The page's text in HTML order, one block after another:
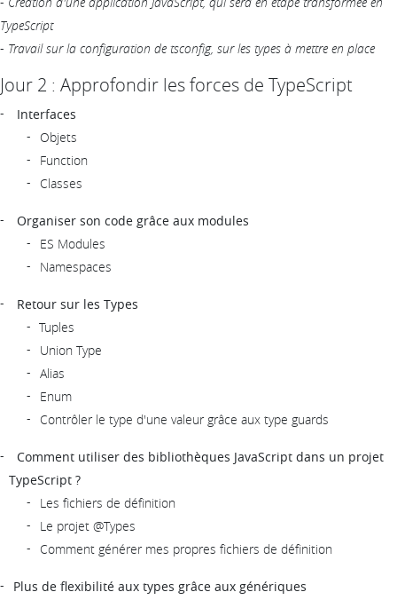
TypeScript
- Travail sur la configuration de tsconfig, sur les types à mettre en place
Jour 2 : Approfondir les forces de TypeScript
Interfaces
Objets
Function
Classes
Organiser son code grâce aux modules
ES Modules
Namespaces
Retour sur les Types
Tuples
Union Type
Alias
Enum
Contrôler le type d'une valeur grâce aux type guards
Comment utiliser des bibliothèques JavaScript dans un projet
TypeScript ?
Les fichiers de définition
Le projet @Types
Comment générer mes propres fichiers de définition
Plus de flexibilité aux types grâce aux génériques